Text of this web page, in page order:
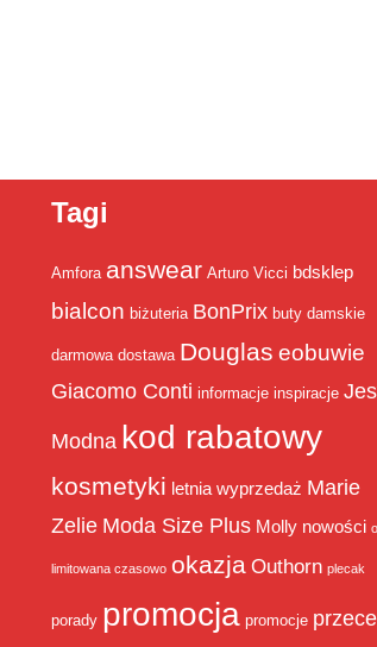
Tagi
Amfora answear Arturo Vicci bdsklep
bialcon biżuteria BonPrix buty damskie
darmowa dostawa Douglas eobuwie
Giacomo Conti informacje inspiracje
Modna kod rabatowy
kosmetyki letnia wyprzedaż Marie
Zelie Moda Size Plus Molly nowości
limitowana czasowo okazja Outhorn plecak
porady promocja promocje